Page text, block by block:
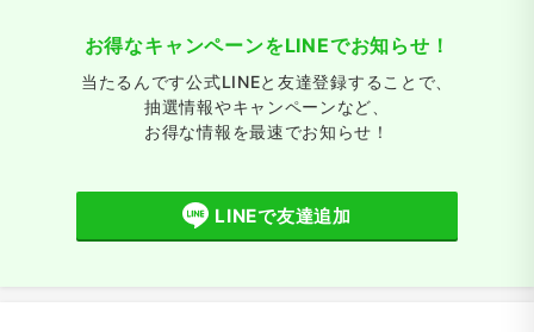
お得なキャンペーンをLINEでお知らせ！
当たるんです公式LINEと友達登録することで、
抽選情報やキャンペーンなど、
お得な情報を最速でお知らせ！
LINEで友達追加